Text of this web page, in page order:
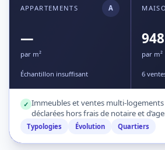
APPARTEMENTS A
—
par m²
Échantillon insuffisant
par m²
6
✓ Immeubles et ventes multi-logements
déclarées hors frais de notaire et
Typologies Évolution Quartiers